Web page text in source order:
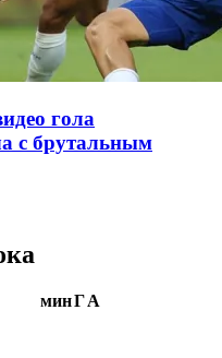
гола
с брутальным
минГА